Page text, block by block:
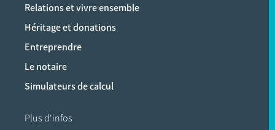
Relations et vivre ensemble
Héritage et donations
Entreprendre
Le notaire
Simulateurs de calcul
Plus d'infos